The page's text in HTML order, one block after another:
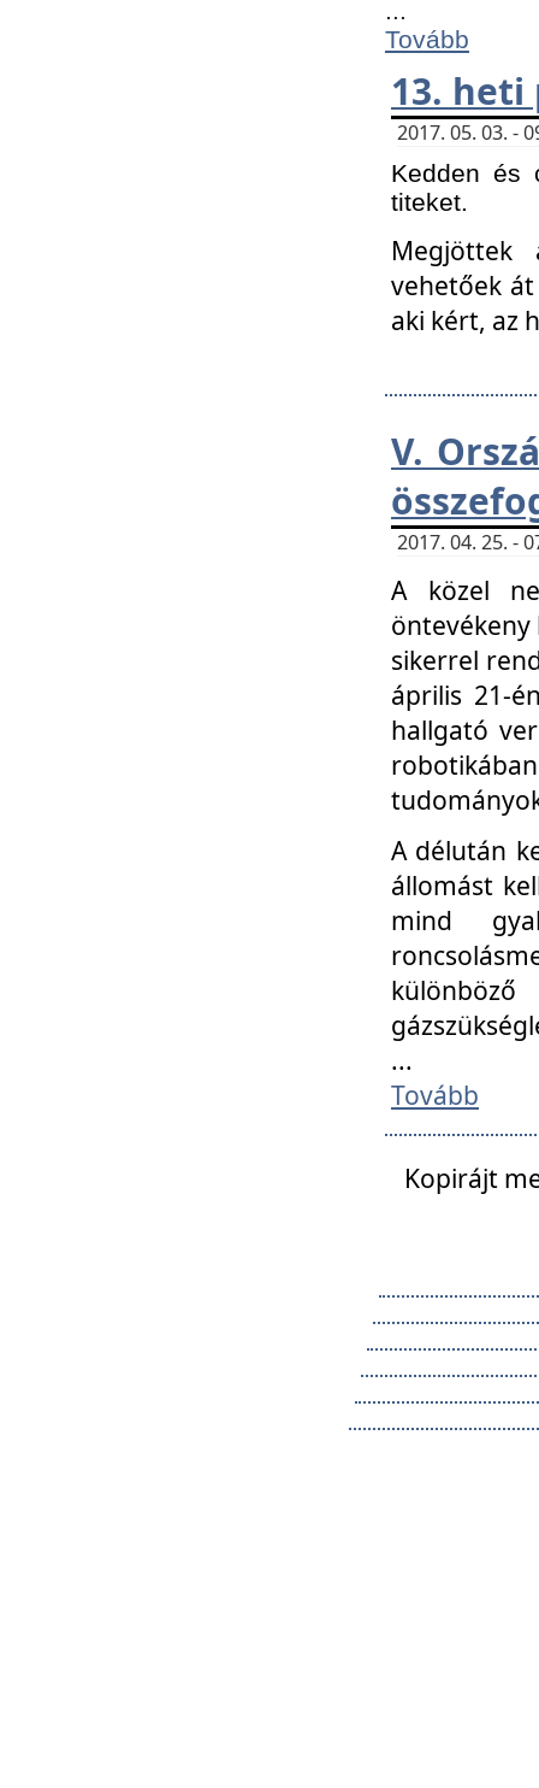
Tovább
13.
2017. 05. 03. -
Kedden és
titeket.
Megjöttek
vehetőek
aki kért, az
V.
2017. 04. 25. -
A közel
öntevékeny
sikerrel
április 21-
hallgató
A délután
állomást
mind
...
Tovább
Kopirájt